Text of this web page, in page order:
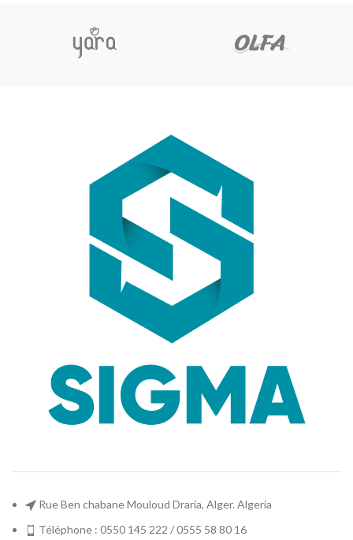
Rue Ben chabane Mouloud Draria, Alger. Algeria
Téléphone : 0550 145 222 / 0555 58 80 16